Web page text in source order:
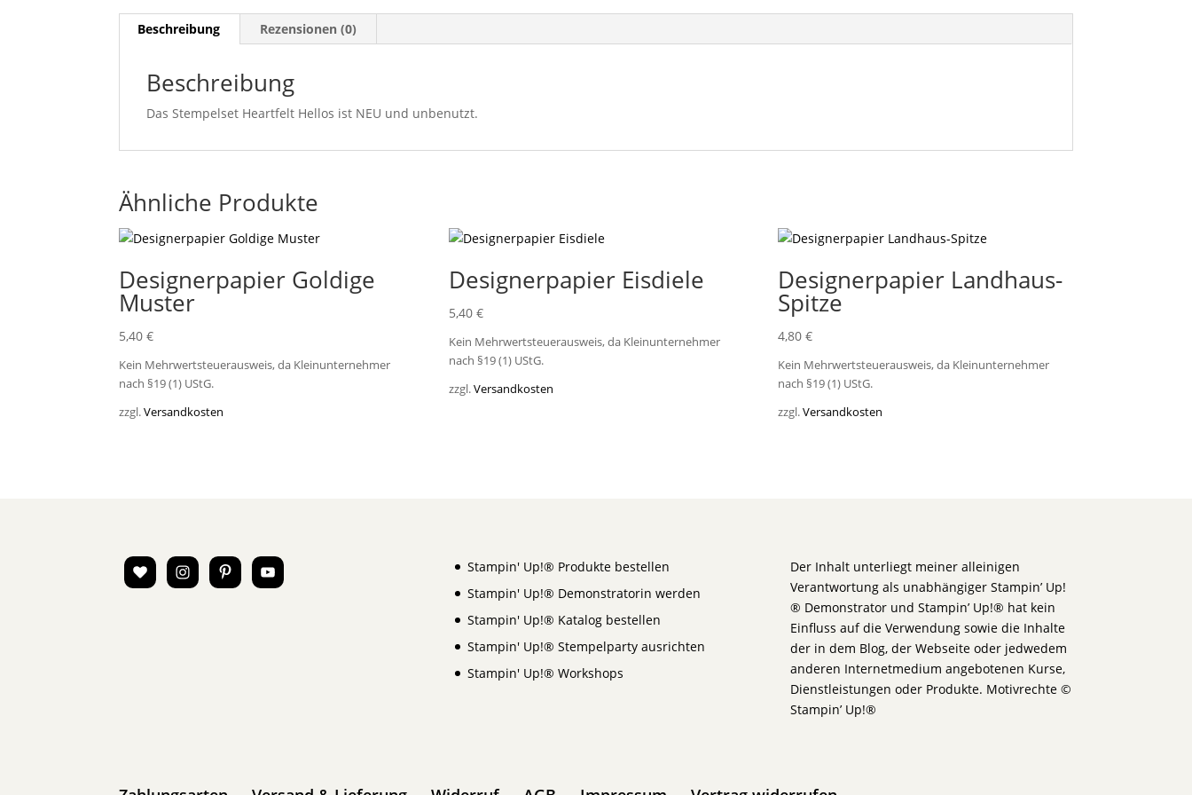
Beschreibung Rezensionen (0)
Beschreibung
Das Stempelset Heartfelt Hellos ist NEU und unbenutzt.
Ähnliche Produkte
Designerpapier Goldige
Muster
5,40€
Kein Mehrwertsteuerausweis, da Kleinunternehmer
nach §19 (1) UStG.
zzgl.Versandkosten
Designerpapier Eisdiele
5,40 €
Kein Mehrwertsteuerausweis, da Kleinunternehmer
nach §19 (1) UStG.
zzgl.Versandkosten
Designerpapier Landhaus-
Spitze
4,80€
Kein Mehrwertsteuerausweis, da Kleinunternehmer
nach §19 (1) UStG.
zzgl.Versandkosten
Stampin' Up!® Produkte bestellen
Stampin' Up!® Demonstratorin werden
Stampin' Up!® Katalog bestellen
Stampin' Up!® Stempelparty ausrichten
Stampin' Up!® Workshops
Der Inhalt unterliegt meiner alleinigen
Verantwortung als unabhängiger Stampin’ Up!
® Demonstrator und Stampin’ Up!® hat kein
Einfluss auf die Verwendung sowie die Inhalte
der in dem Blog, der Webseite oder jedwedem
anderen Internetmedium angebotenen Kurse,
Dienstleistungen oder Produkte. Motivrechte ©
Stampin’ Up!®